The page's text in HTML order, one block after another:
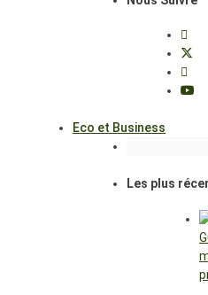
Eco et Business
Les plus